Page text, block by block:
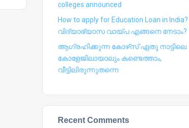
colleges announced
How to apply for Education Loan in India? ||
വിദ്യാഭ്യാസ വായ്പ എങ്ങനെ നേടാം?
ആഗ്രഹിക്കുന്ന കോഴ്‍സ് ഏതു നാട്ടിലെ
കോളേജിലായാലും കണ്ടെത്താം,
വീട്ടിലിരുന്നുതന്നെ
Recent Comments